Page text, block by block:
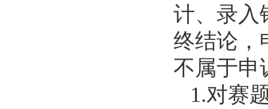
计、录入
终结论，
不属于申
1.对赛